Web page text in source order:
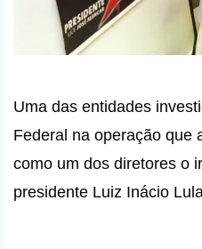
Uma das entidades
Federal na operação que
como um dos diretores o
presidente Luiz Inácio